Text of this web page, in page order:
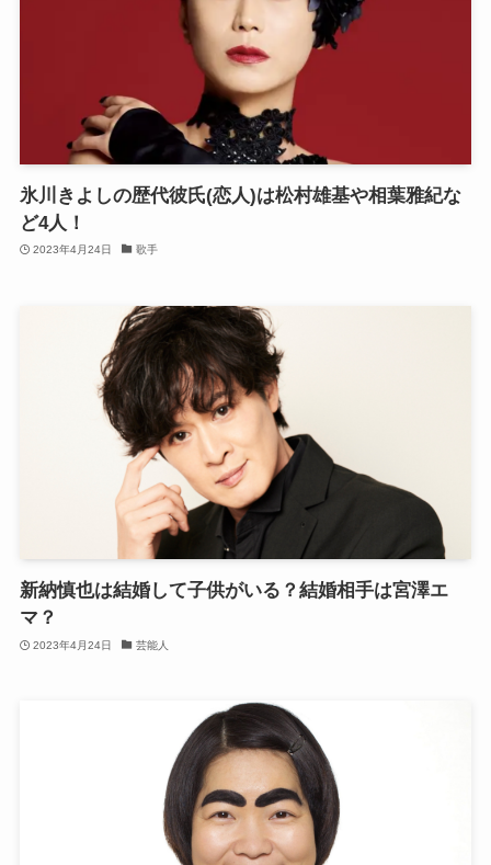
氷川きよしの歴代彼氏(恋人)は松村雄基や相葉雅紀な
ど4人！
2023年4月24日 歌手
新納慎也は結婚して子供がいる？結婚相手は宮澤エ
マ？
2023年4月24日 芸能人